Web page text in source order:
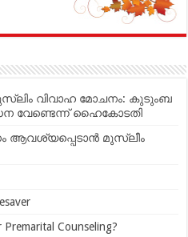
വിവാഹ മോചനം: കുടുംബ
വേണ്ടെന്ന് ഹൈകോടതി
ആവശ്യപ്പെടാൻ മുസ്ലീം
Counseling?